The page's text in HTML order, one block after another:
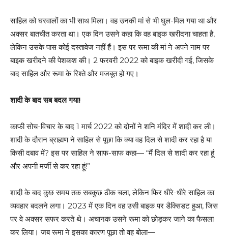
साहिल को घरवालों का भी साथ मिला। वह उनकी मां से भी घुल-मिल गया था और
अक्सर बातचीत करता था। एक दिन उसने कहा कि वह बाइक खरीदना चाहता है,
लेकिन उसके पास कोई दस्तावेज नहीं हैं। इस पर रूमा की मां ने अपने नाम पर
बाइक खरीदने की पेशकश की। 2 फरवरी 2022 को बाइक खरीदी गई, जिसके
बाद साहिल और रूमा के रिश्ते और मजबूत हो गए।
शादी के बाद सब बदल गया!
काफी सोच-विचार के बाद 1 मार्च 2022 को दोनों ने शनि मंदिर में शादी कर ली।
शादी के दौरान ब्राह्मण ने साहिल से पूछा कि क्या वह दिल से शादी कर रहा है या
किसी दबाव में? इस पर साहिल ने साफ-साफ कहा— “मैं दिल से शादी कर रहा हूं
और अपनी मर्जी से कर रहा हूं!”
शादी के बाद कुछ समय तक सबकुछ ठीक चला, लेकिन फिर धीरे-धीरे साहिल का
व्यवहार बदलने लगा। 2023 में एक दिन वह उसी बाइक पर डैक्सिडट हुआ, जिस
पर वे अक्सर सफर करते थे। अचानक उसने रूमा को छोड़कर जाने का फैसला
कर लिया। जब रूमा ने इसका कारण पूछा तो वह बोला—